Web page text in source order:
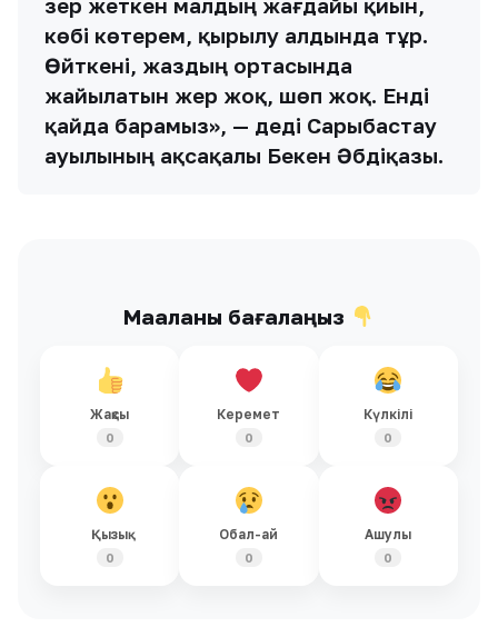
көбі көтерем, қырылу алдында тұр.
Өйткені, жаздың ортасында
жайылатын жер жоқ, шөп жоқ. Енді
қайда барамыз», — деді Сарыбастау
ауылының ақсақалы Бекен Әбдіқазы.
Мақаланы бағалаңыз
Жақсы
0
Керемет
0
Күлкілі
0
Қызық
0
Обал-ай
0
Ашулы
0